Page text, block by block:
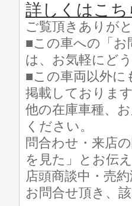
詳しくはこち
ご覧頂きありが
■この車への「お
は、お気軽にど
■この車両以外に
掲載しております
他の在庫車種、
ください。
問合わせ・来店
を見た」とお伝
店頭商談中・売
お問合せ頂き、